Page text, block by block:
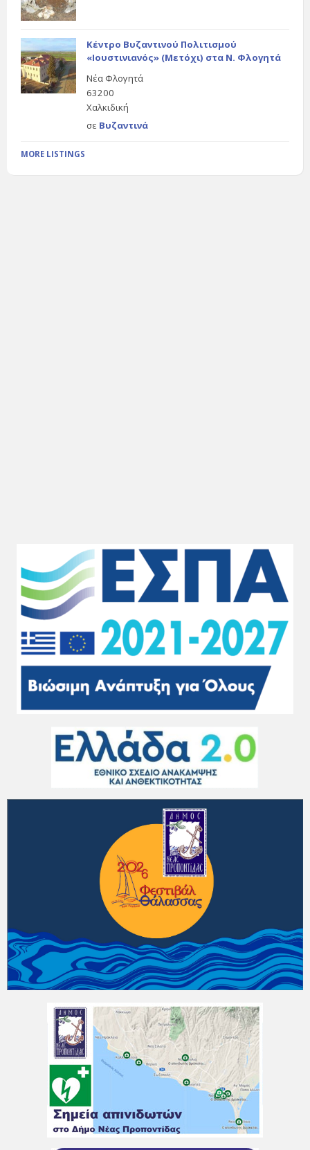
Κέντρο Βυζαντινού Πολιτισμού
«Ιουστινιανός» (Μετόχι) στα Ν. Φλογητά
Νέα Φλογητά
63200
Χαλκιδική
σε Βυζαντινά
MORE LISTINGS